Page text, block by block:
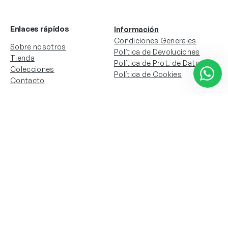
Enlaces rápidos
Sobre nosotros
Tienda
Colecciones
Contacto
Información
Condiciones Generales
Política de Devoluciones
Política de Prot. de Datos
Política de Cookies